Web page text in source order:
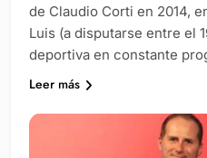
de Claudio Corti en 2014,
Luis (a disputarse entre el
deportiva en constante
Leer más